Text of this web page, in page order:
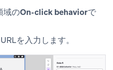
域のOn-click behaviorで
を入力します。